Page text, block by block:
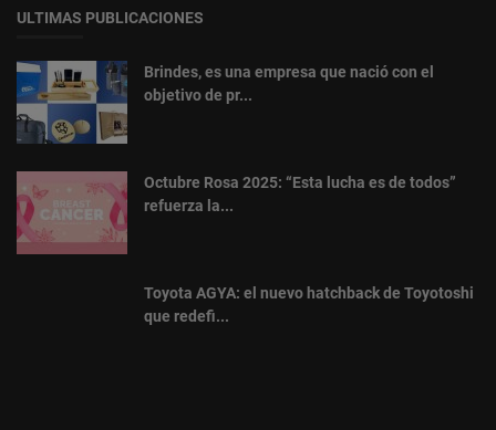
ULTIMAS PUBLICACIONES
Brindes, es una empresa que nació con el
objetivo de pr...
Octubre Rosa 2025: “Esta lucha es de todos”
refuerza la...
Toyota AGYA: el nuevo hatchback de Toyotoshi
que redefi...